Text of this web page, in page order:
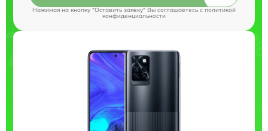
Нажимая на кнопку "Оставить заявку" Вы соглашаетесь cполитикой
конфиденциальности